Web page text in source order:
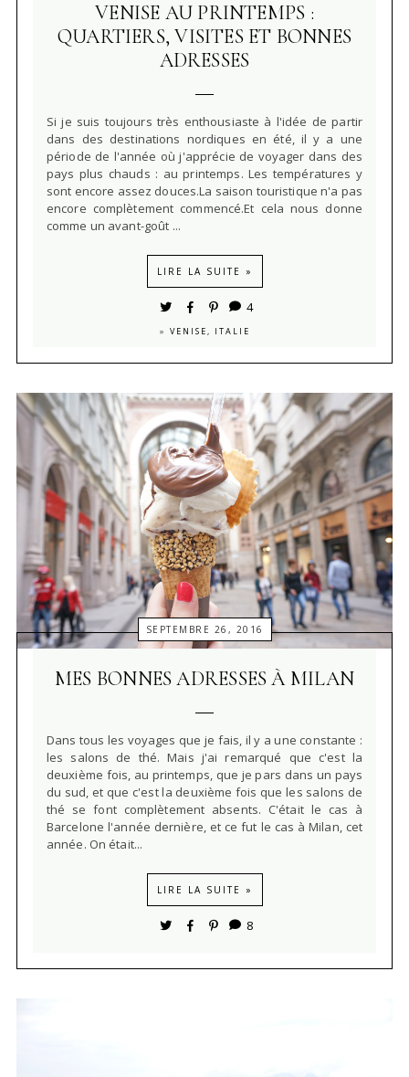
VENISE AU PRINTEMPS :
QUARTIERS, VISITES ET BONNES
ADRESSES
Si je suis toujours très enthousiaste à l'idée de partir
dans des destinations nordiques en été, il y a une
période de l'année où j'apprécie de voyager dans des
pays plus chauds : au printemps. Les températures y
sont encore assez douces.La saison touristique n'a pas
encore complètement commencé.Et cela nous donne
comme un avant-goût ...
LIRE LA SUITE »
4
» VENISE, ITALIE
SEPTEMBRE 26, 2016
MES BONNES ADRESSES À MILAN
Dans tous les voyages que je fais, il y a une constante :
les salons de thé. Mais j'ai remarqué que c'est la
deuxième fois, au printemps, que je pars dans un pays
du sud, et que c'est la deuxième fois que les salons de
thé se font complètement absents. C'était le cas à
Barcelone l'année dernière, et ce fut le cas à Milan, cet
année. On était...
LIRE LA SUITE »
8